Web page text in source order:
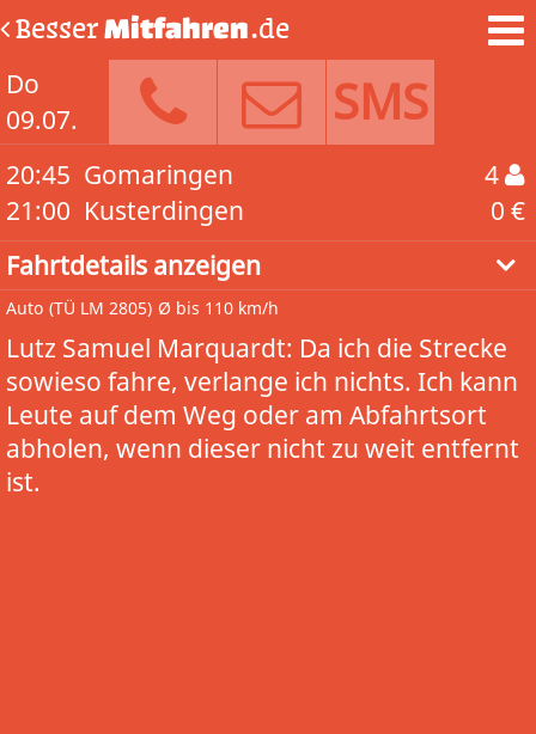
BesserMitfahren.de
Do
09.07.
SMS
20:45
21:00
Gomaringen
Kusterdingen
4
0 €
Fahrtdetails anzeigen
Auto (TÜ LM 2805) Ø bis 110 km/h
Lutz Samuel Marquardt: Da ich die Strecke
sowieso fahre, verlange ich nichts. Ich kann
Leute auf dem Weg oder am Abfahrtsort
abholen, wenn dieser nicht zu weit entfernt
ist.